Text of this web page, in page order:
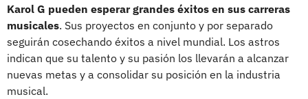
Karol G pueden esperar grandes éxitos en sus carreras
musicales. Sus proyectos en conjunto y por separado
seguirán cosechando éxitos a nivel mundial. Los astros
indican que su talento y su pasión los llevarán a alcanzar
nuevas metas y a consolidar su posición en la industria
musical.